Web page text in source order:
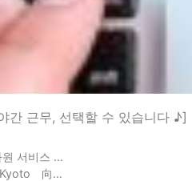
간 근무, 선택할 수 있습니다
시 채용 / 채용
日町 / 京都府